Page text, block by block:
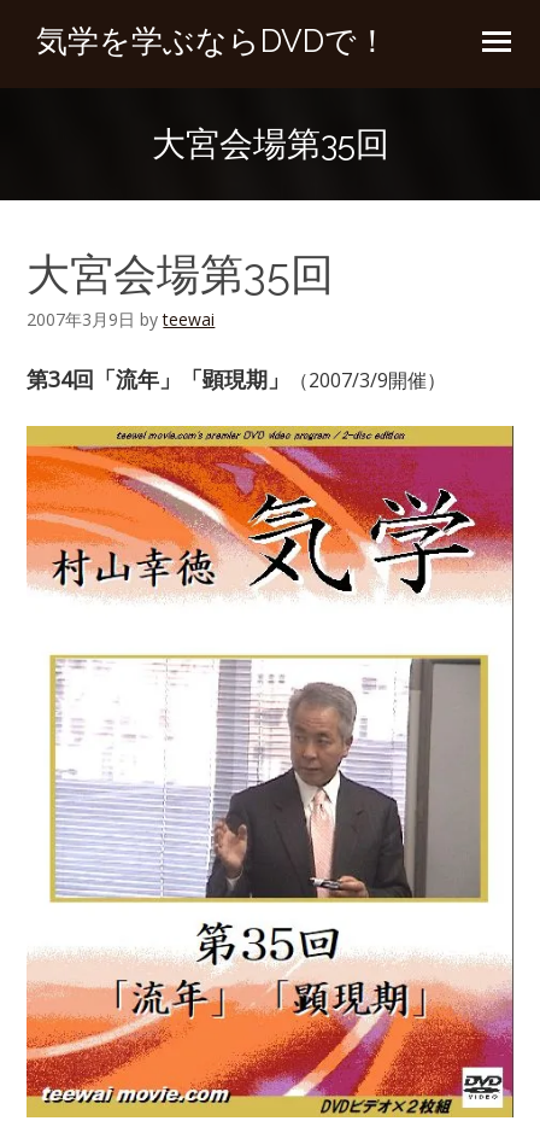
気学を学ぶならDVDで！
大宮会場第35回
大宮会場第35回
2007年3月9日 byteewai
第34回「流年」「顕現期」 （2007/3/9開催）